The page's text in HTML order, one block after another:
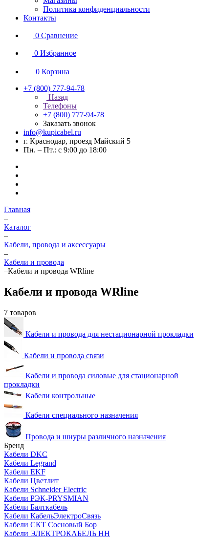
Политика конфиденциальности
Контакты
0 Сравнение
0 Избранное
0 Корзина
+7 (800) 777-94-78
Назад
Телефоны
+7 (800) 777-94-78
Заказать звонок
info@kupicabel.ru
г. Краснодар, проезд Майский 5
Пн. – Пт.: с 9:00 до 18:00
Главная
–
Каталог
–
Кабели, провода и аксессуары
–
Кабели и провода
–Кабели и провода WRline
Кабели и провода WRline
7 товаров
Кабели и провода для нестационарной прокладки
Кабели и провода связи
Кабели и провода силовые для стационарной
прокладки
Кабели контрольные
Кабели специального назначения
Провода и шнуры различного назначения
Бренд
Кабели DKC
Кабели Legrand
Кабели EKF
Кабели Цветлит
Кабели Schneider Electric
Кабели РЭК-PRYSMIAN
Кабели Балткабель
Кабели КабельЭлектроСвязь
Кабели СКТ Сосновый Бор
Кабели ЭЛЕКТРОКАБЕЛЬ НН